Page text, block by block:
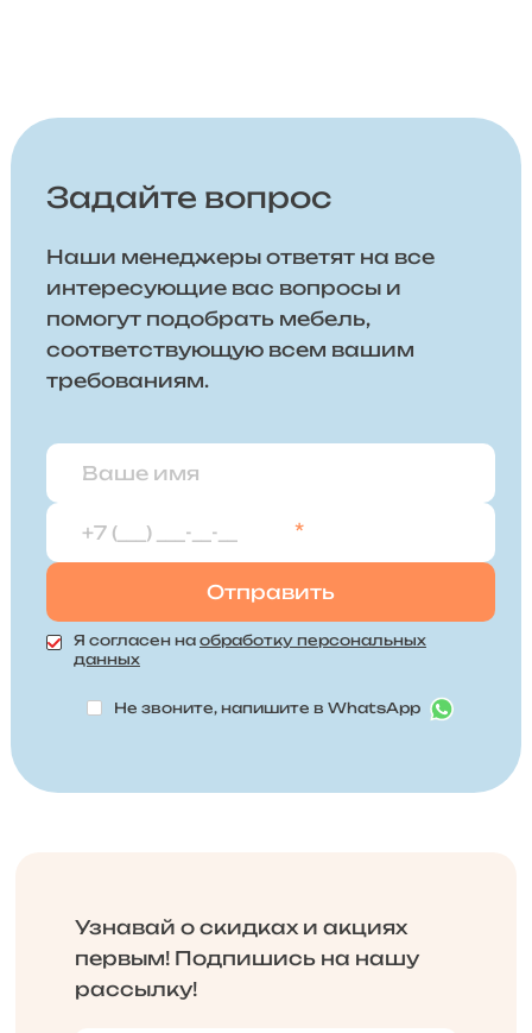
Задайте вопрос
Наши менеджеры ответят на все
интересующие вас вопросы и
помогут подобрать мебель,
соответствующую всем вашим
требованиям.
*
Я согласен на обработку персональных
данных
Не звоните, напишите в WhatsApp
Узнавай о скидках и акциях
первым! Подпишись на нашу
рассылку!